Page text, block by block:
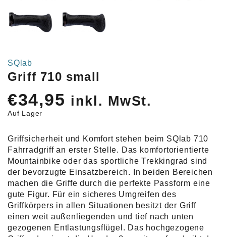
SQlab
Griff 710 small
€34,95 inkl. MwSt.
Auf Lager
Griffsicherheit und Komfort stehen beim SQlab 710
Fahrradgriff an erster Stelle. Das komfortorientierte
Mountainbike oder das sportliche Trekkingrad sind
der bevorzugte Einsatzbereich. In beiden Bereichen
machen die Griffe durch die perfekte Passform eine
gute Figur. Für ein sicheres Umgreifen des
Griffkörpers in allen Situationen besitzt der Griff
einen weit außenliegenden und tief nach unten
gezogenen Entlastungsflügel. Das hochgezogene